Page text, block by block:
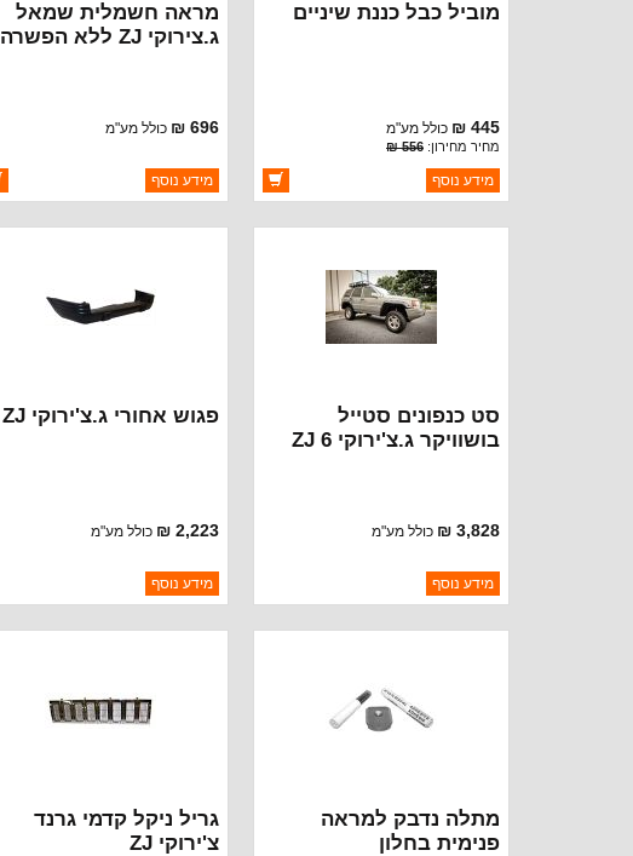
מוביל כבל כננת שיניים
445 ₪ כולל מע"מ
מחיר מחירון: 556 ₪
ברקוד: BJ2801
יצרן:OAKMAN OFFROAD
מידע נוסף
מראה חשמלית שמאל
ג.צירוקי ZJ ללא הפשרה
696 ₪ כולל מע"מ
ברקוד: 55154811
יצרן:CROWN AUTOMOTIVE
מידע נוסף
סט כנפונים סטייל
בושוויקר ג.צ'ירוקי ZJ 6
3,828 ₪ כולל מע"מ
ברקוד: 11635.10
יצרן:RUGGED RIDGE
תאריך הגעה
מידע נוסף
פגוש אחורי ג.צ'ירוקי ZJ
2,223 ₪ כולל מע"מ
ברקוד: 4798892
יצרן:CROWN AUTOMOTIVE
תאריך הגעה
מידע נוסף
מתלה נדבק למראה
פנימית בחלון
גריל ניקל קדמי גרנד
צ'ירוקי ZJ